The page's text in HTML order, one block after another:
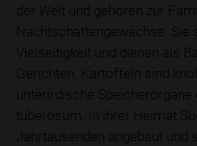
der Welt und gehören zur
Nachtschattengewächse. Sie
Vielseitigkeit und dienen als
Gerichten. Kartoffeln sind
unterirdische Speicherorgane
tuberosum. In ihrer Heimat
Jahrtausenden angebaut und